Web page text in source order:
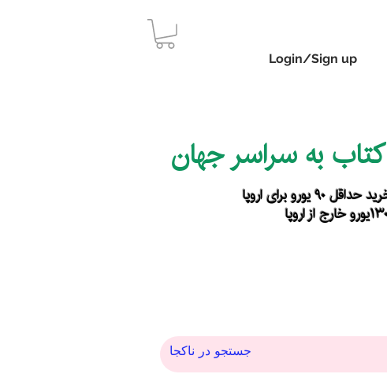
Login/Sign up
کتاب به سراسر جهان
یورو برای اروپا